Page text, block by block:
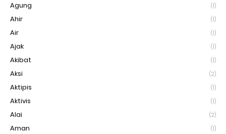
Agung (1)
Ahir (1)
Air (1)
Ajak (1)
Akibat (1)
Aksi (2)
Aktipis (1)
Aktivis (1)
Alai (2)
Aman (1)